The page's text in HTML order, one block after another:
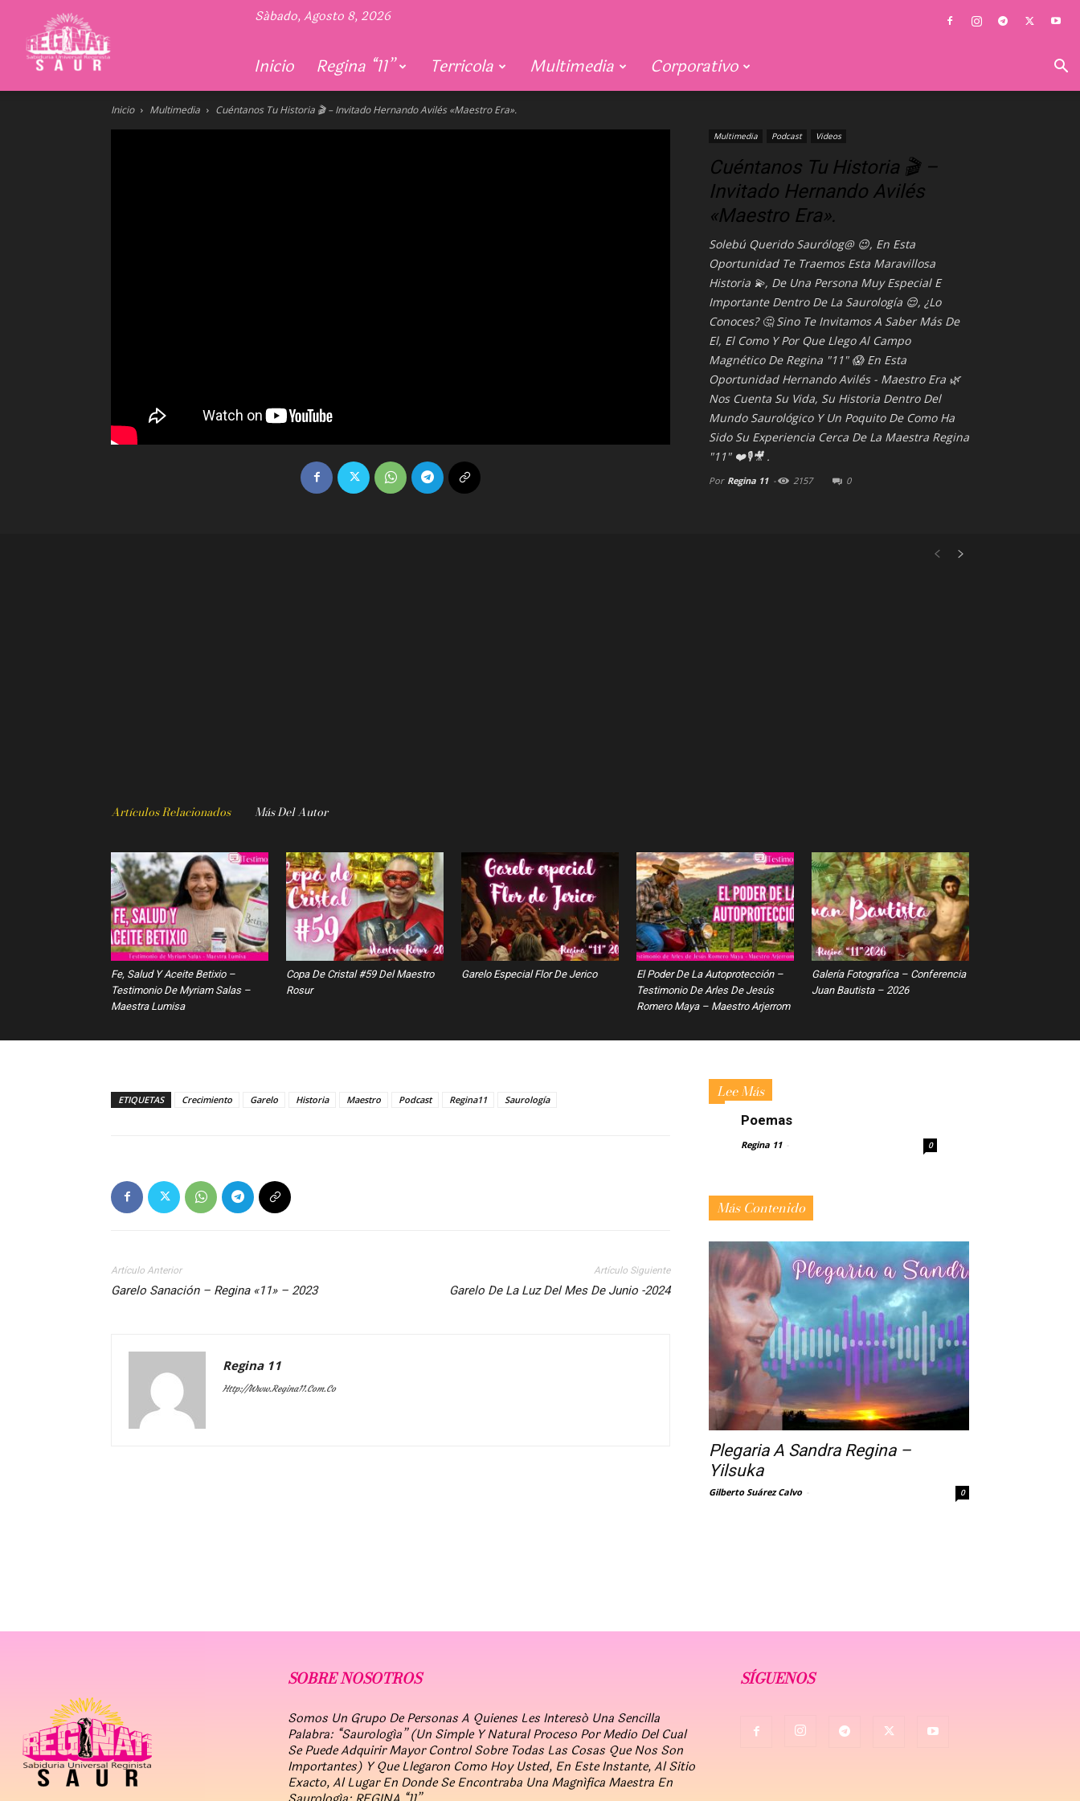
Sábado, Agosto 8, 2026
Inicio Regina “11” Terricola Multimedia Corporativo
Inicio Multimedia Cuéntanos Tu Historia 🎬 – Invitado Hernando Avilés «Maestro Era».
Multimedia Podcast Videos
Cuéntanos Tu Historia 🎬 –
Invitado Hernando Avilés
«Maestro Era».
Solebú Querido Saurólog@ 😉, En Esta
Oportunidad Te Traemos Esta Maravillosa
Historia 💫, De Una Persona Muy Especial E
Importante Dentro De La Saurología 😌, ¿lo
Conoces? 🤔 Sino Te Invitamos A Saber Más De
El, El Como Y Por Que Llego Al Campo
Magnético De Regina "11" 😱 En Esta
Oportunidad Hernando Avilés - Maestro Era 🌿
Nos Cuenta Su Vida, Su Historia Dentro Del
Mundo Saurológico Y Un Poquito De Como Ha
Sido Su Experiencia Cerca De La Maestra Regina
"11" ❤️🎙🎥 .
Por Regina 11 - 2157 0
Artículos Relacionados Más Del Autor
Fe, Salud Y Aceite Betixio –
Testimonio De Myriam Salas –
Maestra Lumisa
Copa De Cristal #59 Del Maestro
Rosur
Garelo Especial Flor De Jerico
El Poder De La Autoprotección –
Testimonio De Arles De Jesús
Romero Maya – Maestro Arjerrom
Galería Fotografíca – Conferencia
Juan Bautista – 2026
ETIQUETAS Crecimiento Garelo Historia Maestro Podcast Regina11 Saurología
Artículo Anterior
Garelo Sanación – Regina «11» – 2023
Artículo Siguiente
Garelo De La Luz Del Mes De Junio -2024
Regina 11
Http://www.regina11.com.co
Lee Más
Poemas
Regina 11 0
Más Contenido
Plegaria A Sandra Regina –
Yilsuka
Gilberto Suárez Calvo 0
SOBRE NOSOTROS
Somos Un Grupo De Personas A Quienes Les Interesó Una Sencilla
Palabra: “Saurología” (un Simple Y Natural Proceso Por Medio Del Cual
Se Puede Adquirir Mayor Control Sobre Todas Las Cosas Que Nos Son
Importantes) Y Que Llegaron Como Hoy Usted, En Este Instante, Al Sitio
Exacto, Al Lugar En Donde Se Encontraba Una Magnífica Maestra En
SÍGUENOS